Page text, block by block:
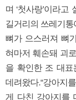
며 ‘첫사랑’이라
길거리의 쓰레기
뼈가 으스러져 뼈
혀마저 훼손돼 괴
을 확인한 조 대표
데려왔다.“강아지
게 다친 강아지를